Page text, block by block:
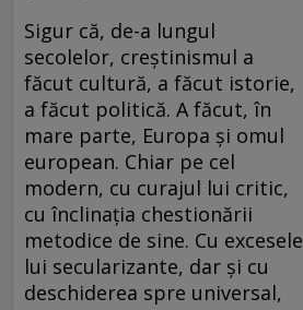
Sigur că, de-a lungul
secolelor, creştinismul a
făcut cultură, a făcut istorie,
a făcut politică. A făcut, în
mare parte, Europa şi omul
european. Chiar pe cel
modern, cu curajul lui critic,
cu înclinaţia chestionării
metodice de sine. Cu excesele
lui secularizante, dar şi cu
deschiderea spre universal,